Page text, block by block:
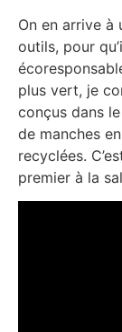
On en arrive à
outils, pour
plus vert, je
conçus dans
de manches
recyclées.
premier à la